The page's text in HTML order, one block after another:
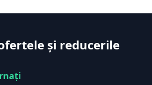
și reducerile